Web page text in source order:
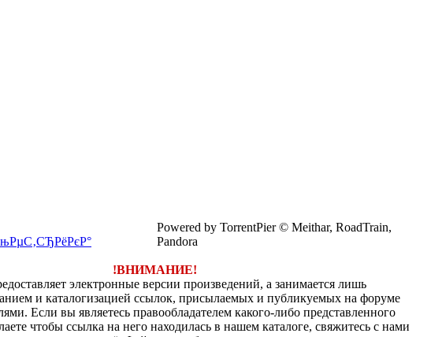
Powered by TorrentPier © Meithar, RoadTrain,
Pandora
!ВНИМАНИЕ!
электронные версии произведений, а занимается лишь
и каталогизацией ссылок, присылаемых и публикуемых на форуме
Если вы являетесь правообладателем какого-либо представленного
чтобы ссылка на него находилась в нашем каталоге, свяжитесь с нами